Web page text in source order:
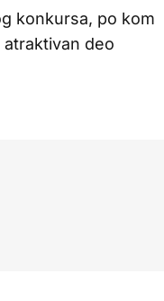
konkursa, po kom
deo